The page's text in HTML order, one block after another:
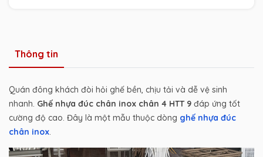
Thông tin
Quán đông khách đòi hỏi ghế bền, chịu tải và dễ vệ sinh
nhanh. Ghế nhựa đúc chân inox chân 4 HTT 9 đáp ứng tốt
cường độ cao. Đây là một mẫu thuộc dòng ghế nhựa đúc
chân inox.